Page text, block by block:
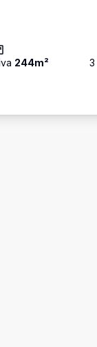
244m² 3